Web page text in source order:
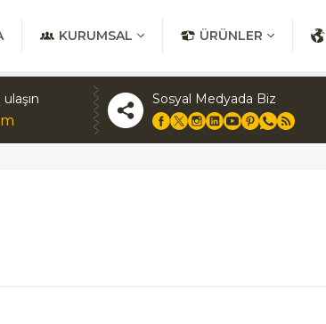
KURUMSAL ÜRÜNLER
Sosyal Medyada Biz